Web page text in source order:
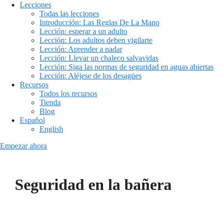
Lecciones
Todas las lecciones
Introducción: Las Reglas De La Mano
Lección: esperar a un adulto
Lección: Los adultos deben vigilarte
Lección: Aprender a nadar
Lección: Llevar un chaleco salvavidas
Lección: Siga las normas de seguridad en aguas abiertas
Lección: Aléjese de los desagües
Recursos
Todos los recursos
Tienda
Blog
Español
English
Empezar ahora
Seguridad en la bañera